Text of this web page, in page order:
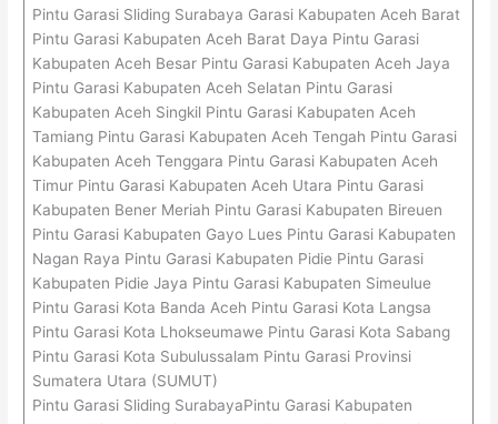
Pintu Garasi Sliding Surabaya Garasi Kabupaten Aceh Barat
Pintu Garasi Kabupaten Aceh Barat Daya Pintu Garasi
Kabupaten Aceh Besar Pintu Garasi Kabupaten Aceh Jaya
Pintu Garasi Kabupaten Aceh Selatan Pintu Garasi
Kabupaten Aceh Singkil Pintu Garasi Kabupaten Aceh
Tamiang Pintu Garasi Kabupaten Aceh Tengah Pintu Garasi
Kabupaten Aceh Tenggara Pintu Garasi Kabupaten Aceh
Timur Pintu Garasi Kabupaten Aceh Utara Pintu Garasi
Kabupaten Bener Meriah Pintu Garasi Kabupaten Bireuen
Pintu Garasi Kabupaten Gayo Lues Pintu Garasi Kabupaten
Nagan Raya Pintu Garasi Kabupaten Pidie Pintu Garasi
Kabupaten Pidie Jaya Pintu Garasi Kabupaten Simeulue
Pintu Garasi Kota Banda Aceh Pintu Garasi Kota Langsa
Pintu Garasi Kota Lhokseumawe Pintu Garasi Kota Sabang
Pintu Garasi Kota Subulussalam Pintu Garasi Provinsi
Sumatera Utara (SUMUT)
Pintu Garasi Sliding SurabayaPintu Garasi Kabupaten